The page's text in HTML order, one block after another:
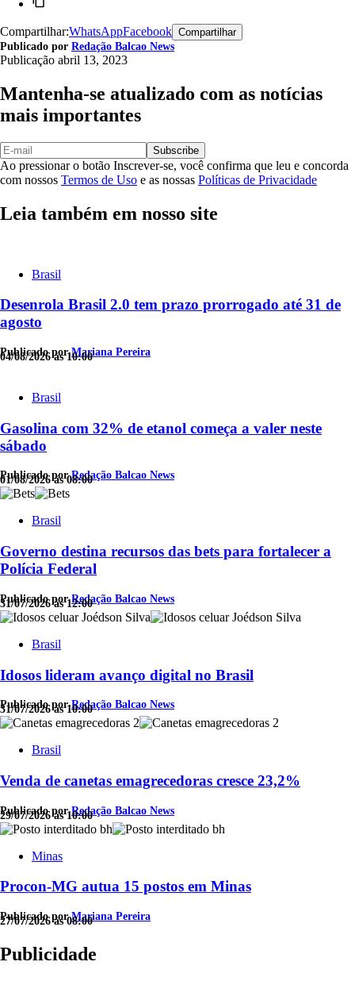
Compartilhar:WhatsAppFacebook Compartilhar
Publicado por Redação Balcao News
Publicação abril 13, 2023
Mantenha-se atualizado com as notícias
mais importantes
Subscribe
Ao pressionar o botão Inscrever-se, você confirma que leu e concorda
com nossos Termos de Uso e as nossas Políticas de Privacidade
Leia também em nosso site
Brasil
Desenrola Brasil 2.0 tem prazo prorrogado até 31 de
agosto
Publicado porMariana Pereira
04/08/2026 às 10:00
Brasil
Gasolina com 32% de etanol começa a valer neste
sábado
Publicado porRedação Balcao News
01/08/2026 às 08:00
Brasil
Governo destina recursos das bets para fortalecer a
Polícia Federal
Publicado porRedação Balcao News
31/07/2026 às 12:00
Brasil
Idosos lideram avanço digital no Brasil
Publicado porRedação Balcao News
31/07/2026 às 10:00
Brasil
Venda de canetas emagrecedoras cresce 23,2%
Publicado porRedação Balcao News
29/07/2026 às 10:00
Minas
Procon-MG autua 15 postos em Minas
Publicado porMariana Pereira
27/07/2026 às 08:00
Publicidade